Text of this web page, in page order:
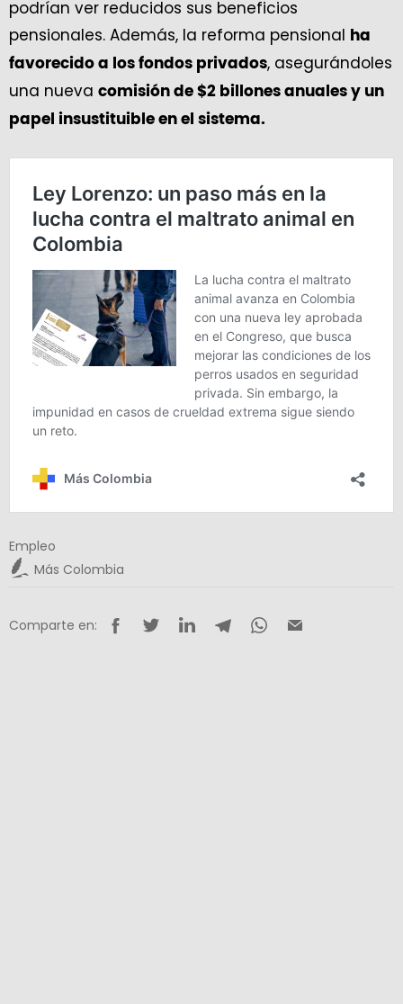
podrían ver reducidos sus beneficios
pensionales. Además, la reforma pensional ha
favorecido a los fondos privados, asegurándoles
una nueva comisión de $2 billones anuales y un
papel insustituible en el sistema.
Empleo
Más Colombia
Comparte en: